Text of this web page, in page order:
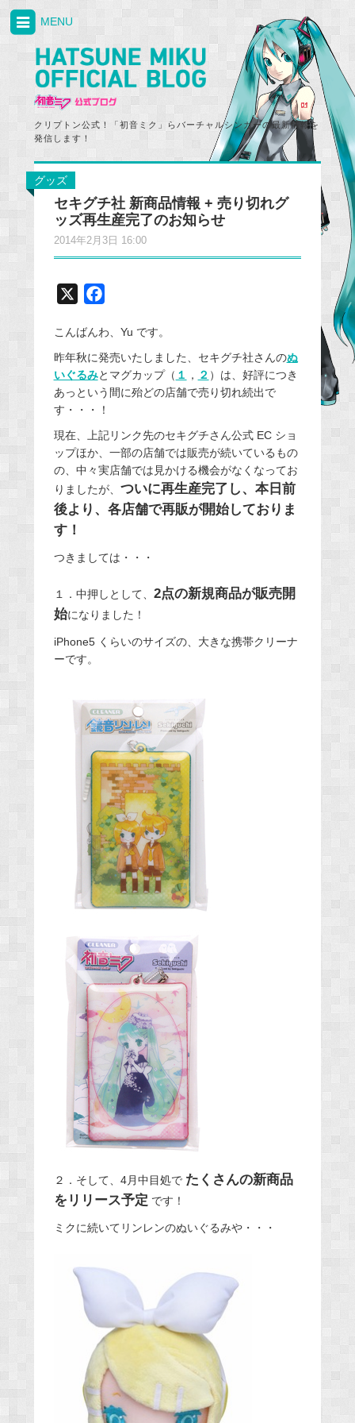
クリプトン公式！「初音ミク」らバーチャルシンガーの最新情報を
発信します！
MENU
グッズ
セキグチ社 新商品情報 + 売り切れグ
ッズ再生産完了のお知らせ
2014年2月3日 16:00
c
e
b
o
o
k
こんばんわ、Yu です。
昨年秋に発売いたしました、セキグチ社さんのぬ
いぐるみとマグカップ（ １ ， ２ ）は、好評につき
あっという間に殆どの店舗で売り切れ続出で
す・・・！
現在、上記リンク先のセキグチさん公式 EC ショ
ップほか、一部の店舗では販売が続いているもの
の、中々実店舗では見かける機会がなくなってお
りましたが、 ついに再生産完了し、本日前
後より、各店舗で再販が開始しておりま
す！
つきましては・・・
１．中押しとして、 2点の新規商品が販売開
始になりました！
iPhone5 くらいのサイズの、大きな携帯クリーナ
ーです。
２．そして、4月中目処で たくさんの新商品
をリリース予定 です！
ミクに続いてリンレンのぬいぐるみや・・・